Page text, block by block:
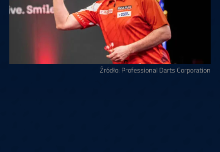
Źródło: Professional Darts Corporation